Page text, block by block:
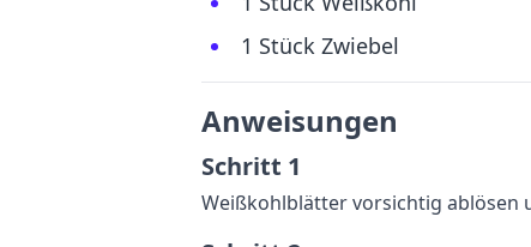
1 Stück Zwiebel
Anweisungen
Schritt 1
Weißkohlblätter vorsichtig ablösen